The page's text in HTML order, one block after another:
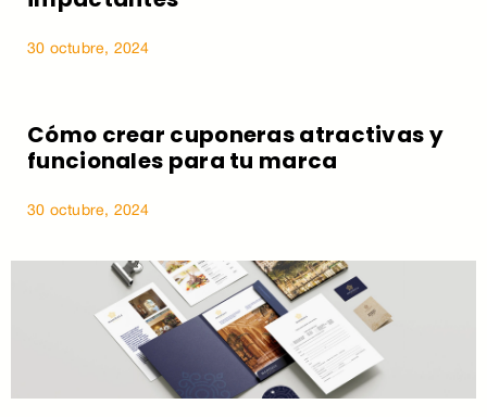
30 octubre, 2024
Cómo crear cuponeras atractivas y
funcionales para tu marca
30 octubre, 2024